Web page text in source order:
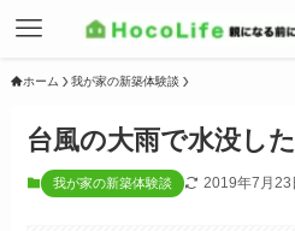
ホーム 我が家の新築体験談
台風の大雨で水没し
我が家の新築体験談 2019年7月23